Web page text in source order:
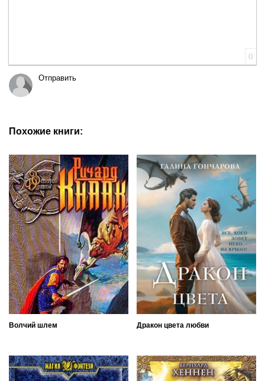
0
Отправить
Похожие книги:
Волчий шлем Дракон цвета любви